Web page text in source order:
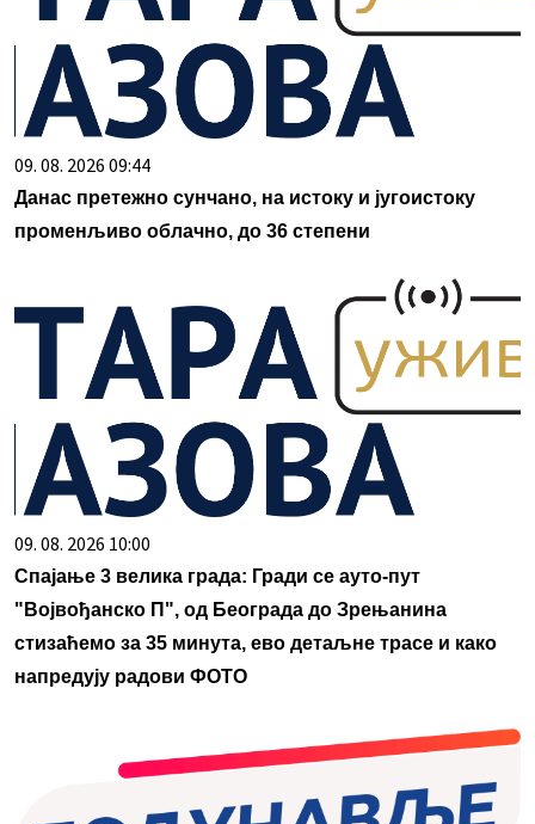
09. 08. 2026 09:44
Данас претежно сунчано, на истоку и југоистоку
променљиво облачно, до 36 степени
09. 08. 2026 10:00
Спајање 3 велика града: Гради се ауто-пут
"Војвођанско П", од Београда до Зрењанина
стизаћемо за 35 минута, ево детаљне трасе и како
напредују радови ФОТО